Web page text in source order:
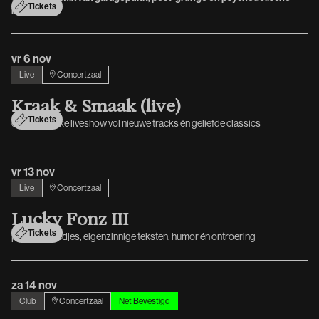
rockTickets
vr 6 nov
Live Concertzaal
Kraak & Smaak (live)
een energieke liveshow vol nieuwe tracks én geliefde classics
Tickets
vr 13 nov
Live Concertzaal
Lucky Fonz III
prachtige liedjes, eigenzinnige teksten, humor én ontroering
Tickets
za 14 nov
Club Concertzaal Net Bevestigd